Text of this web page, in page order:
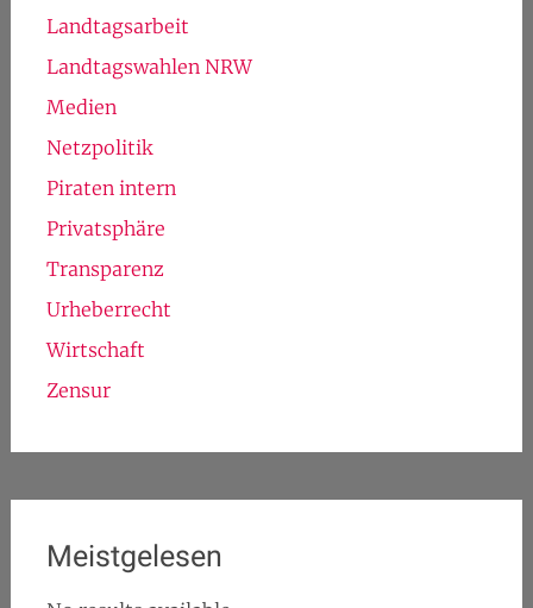
Landtagsarbeit
Landtagswahlen NRW
Medien
Netzpolitik
Piraten intern
Privatsphäre
Transparenz
Urheberrecht
Wirtschaft
Zensur
Meistgelesen